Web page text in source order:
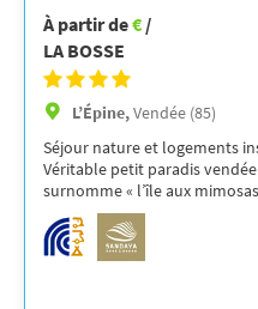
À partir de€ /
LA BOSSE
L’Épine,Vendée (85)
Séjour nature et logements
Véritable petit paradis
surnomme « l’île aux